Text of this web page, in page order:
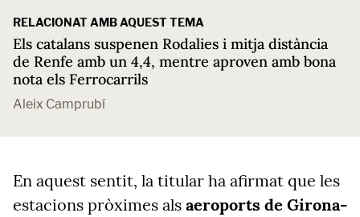
RELACIONAT AMB AQUEST TEMA
Els catalans suspenen Rodalies i mitja distància
de Renfe amb un 4,4, mentre aproven amb bona
nota els Ferrocarrils
Aleix Camprubí
En aquest sentit, la titular ha afirmat que les
estacions pròximes als aeroports de Girona-